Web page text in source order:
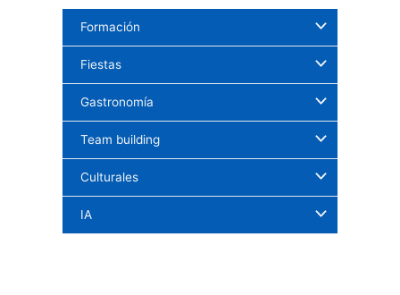
Formación
Fiestas
Gastronomía
Team building
Culturales
IA